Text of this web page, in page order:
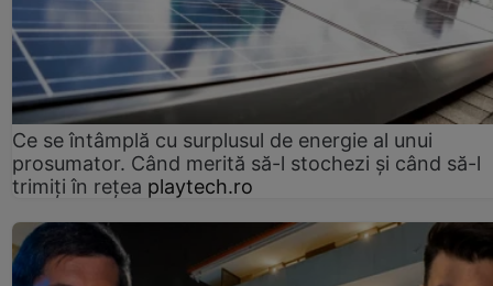
Ce se întâmplă cu surplusul de energie al unui
prosumator. Când merită să-l stochezi și când să-l
trimiți în rețea playtech.ro